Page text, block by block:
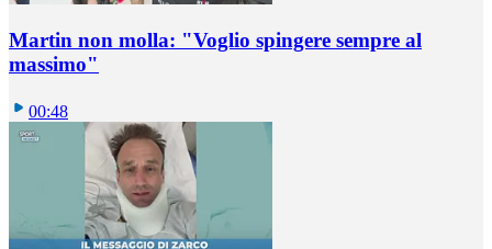
Martin non molla: "Voglio spingere sempre al
massimo"
00:48